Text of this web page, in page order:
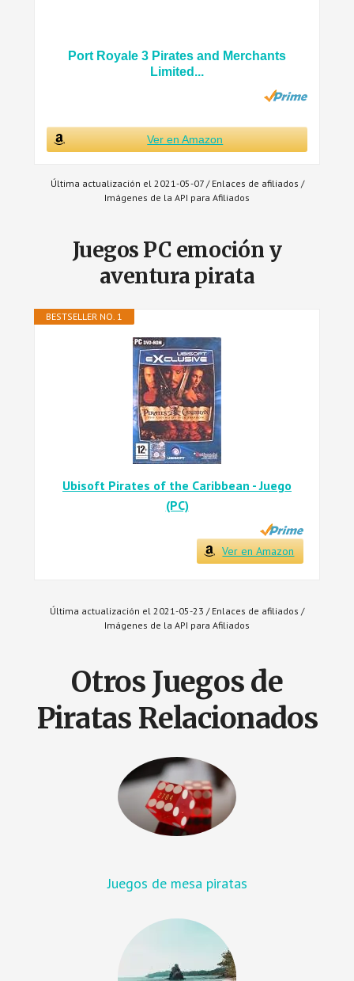
Port Royale 3 Pirates and Merchants
Limited...
Ver en Amazon
Última actualización el 2021-05-07 / Enlaces de afiliados /
Imágenes de la API para Afiliados
Juegos PC emoción y
aventura pirata
BESTSELLER NO. 1
Ubisoft Pirates of the Caribbean - Juego
(PC)
Ver en Amazon
Última actualización el 2021-05-23 / Enlaces de afiliados /
Imágenes de la API para Afiliados
Otros Juegos de
Piratas Relacionados
Juegos de mesa piratas